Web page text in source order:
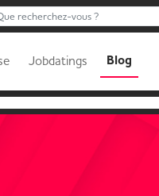
recherchez-vous ?
Jobdatings Blog